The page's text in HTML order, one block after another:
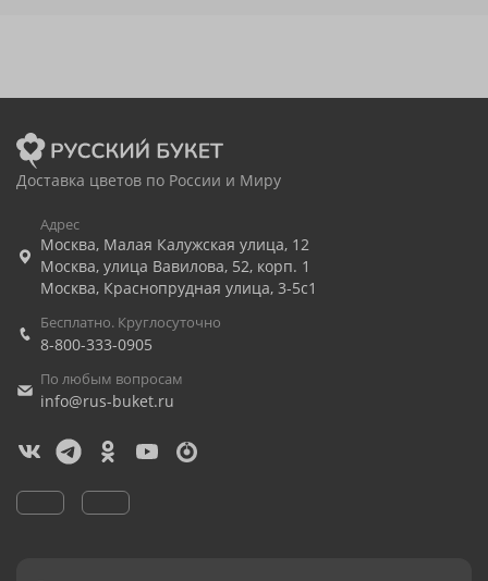
Доставка цветов по России и Миру
Адрес
Москва, Малая Калужская улица, 12
Москва, улица Вавилова, 52, корп. 1
Москва, Краснопрудная улица, 3-5с1
Бесплатно. Круглосуточно
8-800-333-0905
По любым вопросам
info@rus-buket.ru